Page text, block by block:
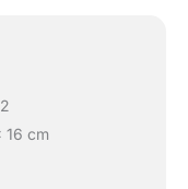
ensemble
16 cm